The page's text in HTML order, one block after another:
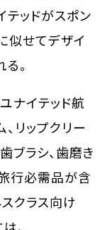
テッドがスポン
似せてデザイ
。
ナイテッド航
リップクリー
ブラシ、歯磨き
旅行必需品が含
クラス向け
、